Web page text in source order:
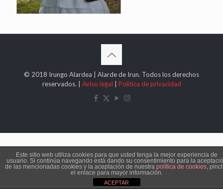
© 2018 Irungo Alardea | Alarde de Irun. Todos los derechos
reservados. | Aviso legal Política de privacidad
Este sitio web utiliza cookies para que usted tenga la mejor experiencia de
usuario. Si continúa navegando está dando su consentimiento para la
de las mencionadas cookies y la aceptación de nuestra política de cookies,
el enlace para mayor información.
ACEPTAR